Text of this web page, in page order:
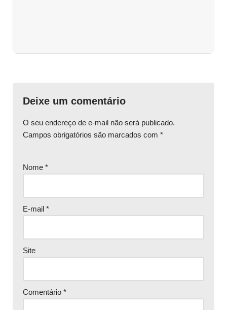
Deixe um comentário
O seu endereço de e-mail não será publicado.
Campos obrigatórios são marcados com *
Nome *
E-mail *
Site
Comentário *